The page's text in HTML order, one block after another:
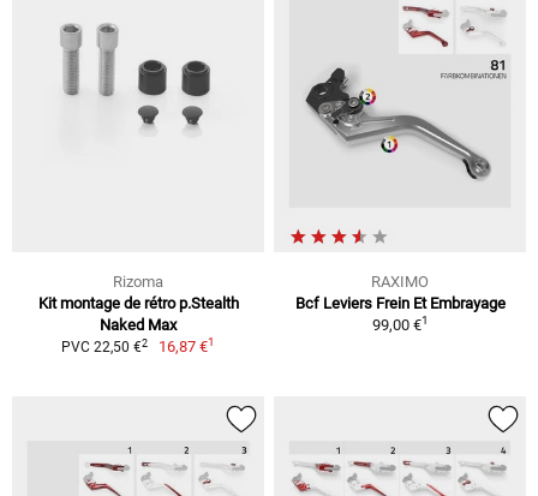
Rizoma
Kit montage de rétro p.Stealth
Naked Max
PVC 22,50 €2 16,87 €1
RAXIMO
Bcf Leviers Frein Et Embrayage
99,00 €1